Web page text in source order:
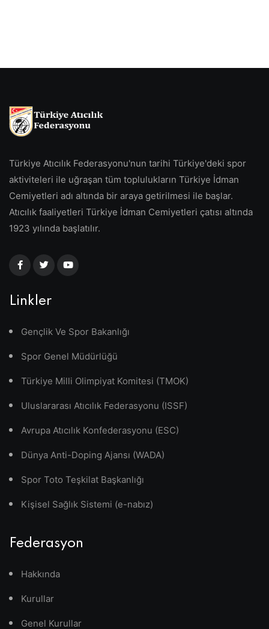
Türkiye Atıcılık Federasyonu'nun tarihi Türkiye'deki spor
aktiviteleri ile uğraşan tüm toplulukların Türkiye İdman
Cemiyetleri adı altında bir araya getirilmesi ile başlar.
Atıcılık faaliyetleri Türkiye İdman Cemiyetleri çatısı altında
1923 yılında başlatılır.
Linkler
Gençlik Ve Spor Bakanlığı
Spor Genel Müdürlüğü
Türkiye Milli Olimpiyat Komitesi (TMOK)
Uluslararası Atıcılık Federasyonu (ISSF)
Avrupa Atıcılık Konfederasyonu (ESC)
Dünya Anti-Doping Ajansı (WADA)
Spor Toto Teşkilat Başkanlığı
Kişisel Sağlık Sistemi (e-nabız)
Federasyon
Hakkında
Kurullar
Genel Kurullar